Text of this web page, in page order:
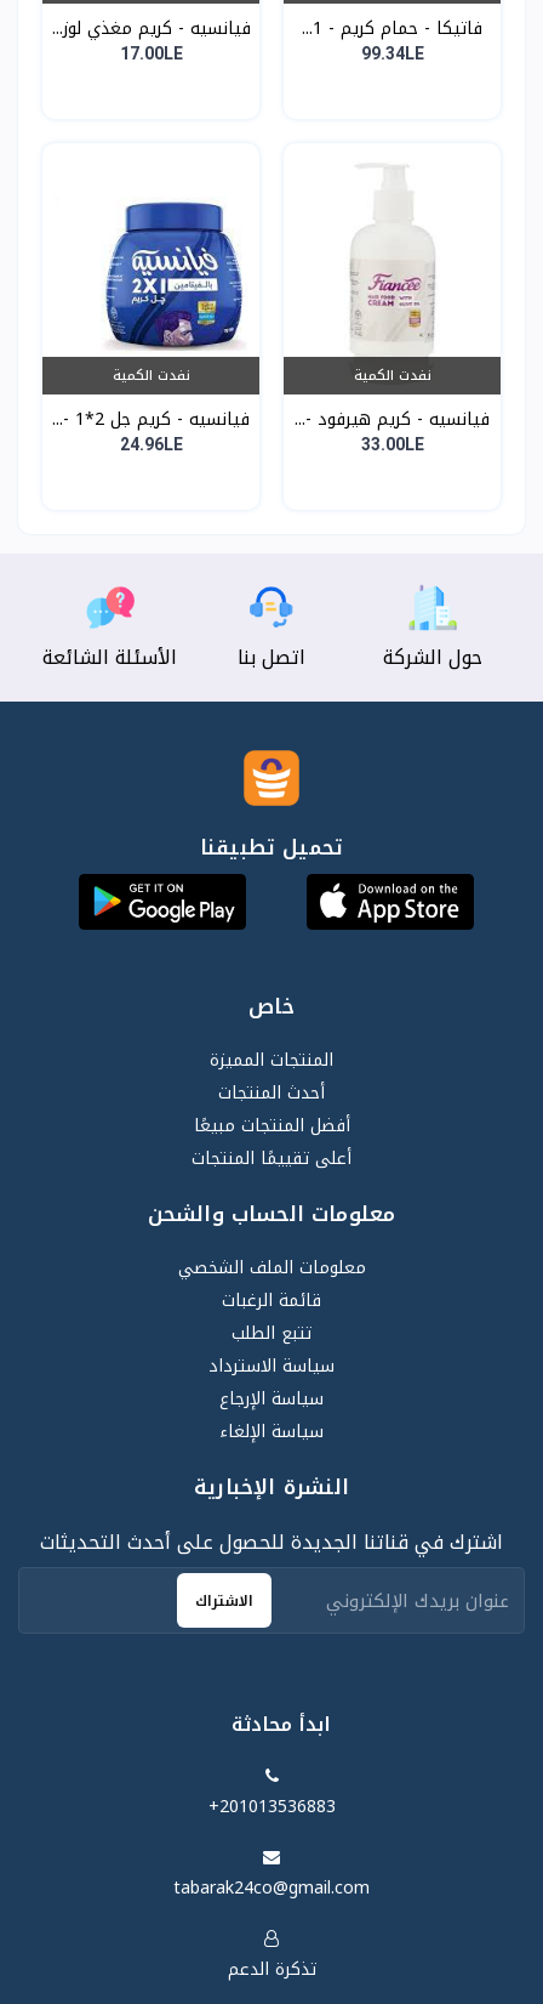
فاتيكا - حمام كريم - 1...
99.34LE
فيانسيه - كريم مغذي لوز...
17.00LE
نفدت الكمية
فيانسيه - كريم هيرفود -...
33.00LE
نفدت الكمية
فيانسيه - كريم جل 2*1 -...
24.96LE
حول الشركة اتصل بنا الأسئلة الشائعة
تحميل تطبيقنا
خاص
المنتجات المميزة
أحدث المنتجات
أفضل المنتجات مبيعًا
أعلى تقييمًا المنتجات
معلومات الحساب والشحن
معلومات الملف الشخصي
قائمة الرغبات
تتبع الطلب
سياسة الاسترداد
سياسة الإرجاع
سياسة الإلغاء
النشرة الإخبارية
اشترك في قناتنا الجديدة للحصول على أحدث التحديثات
الاشتراك
ابدأ محادثة
‪+201013536883‬
tabarak24co@gmail.com
تذكرة الدعم